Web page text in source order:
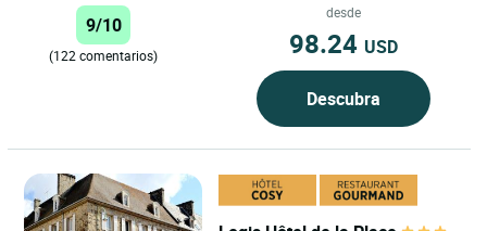
disfruta de una ubicación
privilegiada...
9/10
(122 comentarios)
desde
98.24 USD
Descubra